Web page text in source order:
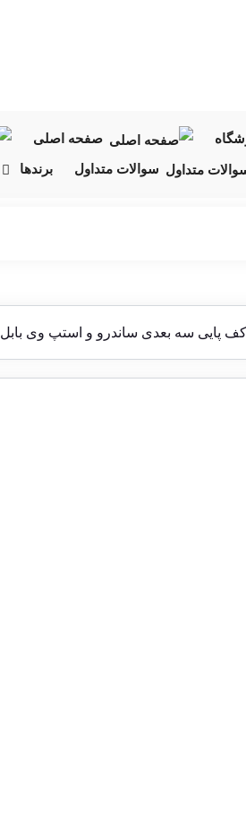
صفحه اصلی
سوالات متداول برندها
پایی سه بعدی ساندرو و استپ وی بابل